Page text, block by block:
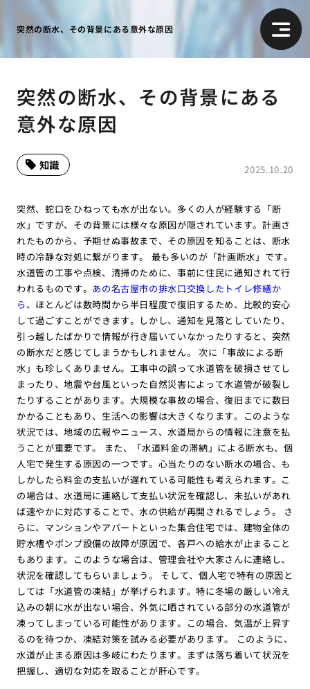
突然の断水、その背景にある意外な原因
突然の断水、その背景にある
意外な原因
2025.10.20
知識
突然、蛇口をひねっても水が出ない。多くの人が経験する「断
水」ですが、その背景には様々な原因が隠されています。計画さ
れたものから、予期せぬ事故まで、その原因を知ることは、断水
時の冷静な対処に繋がります。 最も多いのが「計画断水」です。
水道管の工事や点検、清掃のために、事前に住民に通知されて行
われるものです。 あの名古屋市の排水口交換したトイレ修繕か
ら、ほとんどは数時間から半日程度で復旧するため、比較的安心
して過ごすことができます。しかし、通知を見落としていたり、
引っ越したばかりで情報が行き届いていなかったりすると、突然
の断水だと感じてしまうかもしれません。 次に「事故による断
水」も珍しくありません。工事中の誤って水道管を破損させてし
まったり、地震や台風といった自然災害によって水道管が破裂し
たりすることがあります。大規模な事故の場合、復旧までに数日
かかることもあり、生活への影響は大きくなります。このような
状況では、地域の広報やニュース、水道局からの情報に注意を払
うことが重要です。 また、「水道料金の滞納」による断水も、個
人宅で発生する原因の一つです。心当たりのない断水の場合、も
しかしたら料金の支払いが遅れている可能性も考えられます。こ
の場合は、水道局に連絡して支払い状況を確認し、未払いがあれ
ば速やかに対応することで、水の供給が再開されるでしょう。 さ
らに、マンションやアパートといった集合住宅では、建物全体の
貯水槽やポンプ設備の故障が原因で、各戸への給水が止まること
もあります。このような場合は、管理会社や大家さんに連絡し、
状況を確認してもらいましょう。 そして、個人宅で特有の原因と
しては「水道管の凍結」が挙げられます。特に冬場の厳しい冷え
込みの朝に水が出ない場合、外気に晒されている部分の水道管が
凍ってしまっている可能性があります。この場合、気温が上昇す
るのを待つか、凍結対策を試みる必要があります。 このように、
水道が止まる原因は多岐にわたります。まずは落ち着いて状況を
把握し、適切な対応を取ることが肝心です。